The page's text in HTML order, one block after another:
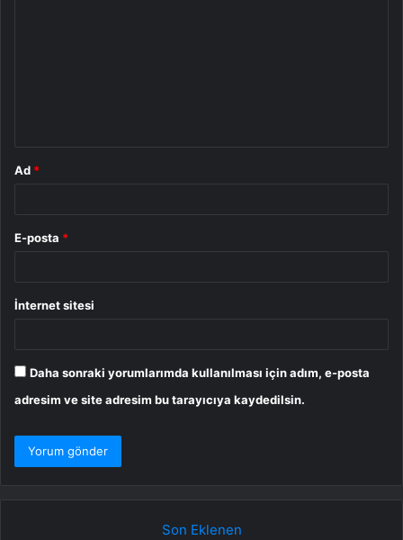
Ad *
E-posta *
İnternet sitesi
Daha sonraki yorumlarımda kullanılması için adım, e-posta
adresim ve site adresim bu tarayıcıya kaydedilsin.
Son Eklenen